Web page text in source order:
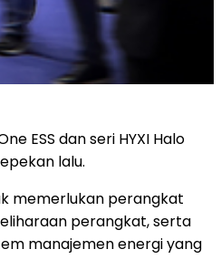
ESS dan seri HYXI Halo
lalu.
memerlukan perangkat
perangkat, serta
manajemen energi yang